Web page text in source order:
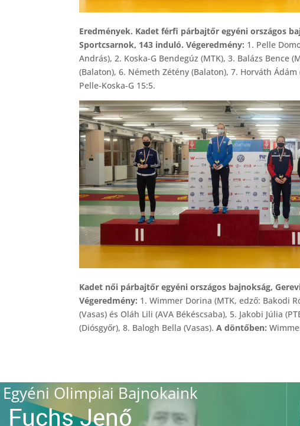
Eredmények. Kadet férfi párbajtőr egyéni országos
Sportcsarnok, 143 induló. Végeredmény: 1. Pelle
András), 2. Koska-G Bendegúz (MTK), 3. Balázs Bence
(Balaton), 6. Németh Zétény (Balaton), 7. Horváth Ádám
Pelle-Koska-G 15:5.
Kadet női párbajtőr egyéni országos bajnokság,
Végeredmény: 1. Wimmer Dorina (MTK, edző: Bakodi
(Vasas) és Oláh Lili (AVA Békéscsaba), 5. Jakobi Júlia
(Diósgyőr), 8. Balogh Bella (Vasas).A döntőben:
Egyéni Olimpiai Bajnokaink